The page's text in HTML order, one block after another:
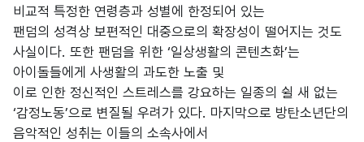
비교적 특정한 연령층과 성별에 한정되어 있는
팬덤의 성격상 보편적인 대중으로의 확장성이 떨어지는 것도
사실이다. 또한 팬덤을 위한 ‘일상생활의 콘텐츠화’는
아이돌들에게 사생활의 과도한 노출 및
이로 인한 정신적인 스트레스를 강요하는 일종의 쉴 새 없는
‘감정노동’으로 변질될 우려가 있다. 마지막으로 방탄소년단의
음악적인 성취는 이들의 소속사에서